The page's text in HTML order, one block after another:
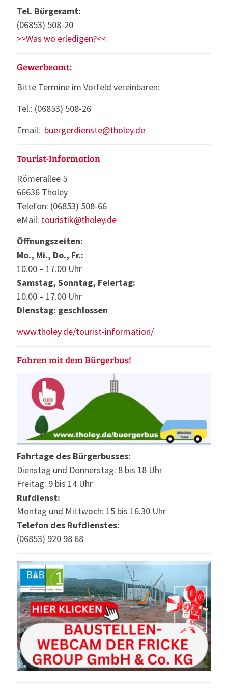
Tel. Bürgeramt:
(06853) 508-20
>>Was wo erledigen?<<
Gewerbeamt:
Bitte Termine im Vorfeld vereinbaren:
Tel.: (06853) 508-26
Email: buergerdienste@tholey.de
Tourist-Information
Römerallee 5
66636 Tholey
Telefon: (06853) 508-66
eMail: touristik@tholey.de
Öffnungszeiten:
Mo., Mi., Do., Fr.:
10.00 – 17.00 Uhr
Samstag, Sonntag, Feiertag:
10.00 – 17.00 Uhr
Dienstag: geschlossen
www.tholey.de/tourist-information/
Fahren mit dem Bürgerbus!
Fahrtage des Bürgerbusses:
Dienstag und Donnerstag: 8 bis 18 Uhr
Freitag: 9 bis 14 Uhr
Rufdienst:
Montag und Mittwoch: 15 bis 16.30 Uhr
Telefon des Rufdienstes:
(06853) 920 98 68